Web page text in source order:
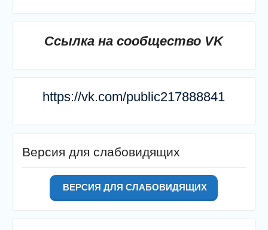
Ссылка на сообщество VK
https://vk.com/public217888841
Версия для слабовидящих
ВЕРСИЯ ДЛЯ СЛАБОВИДЯЩИХ